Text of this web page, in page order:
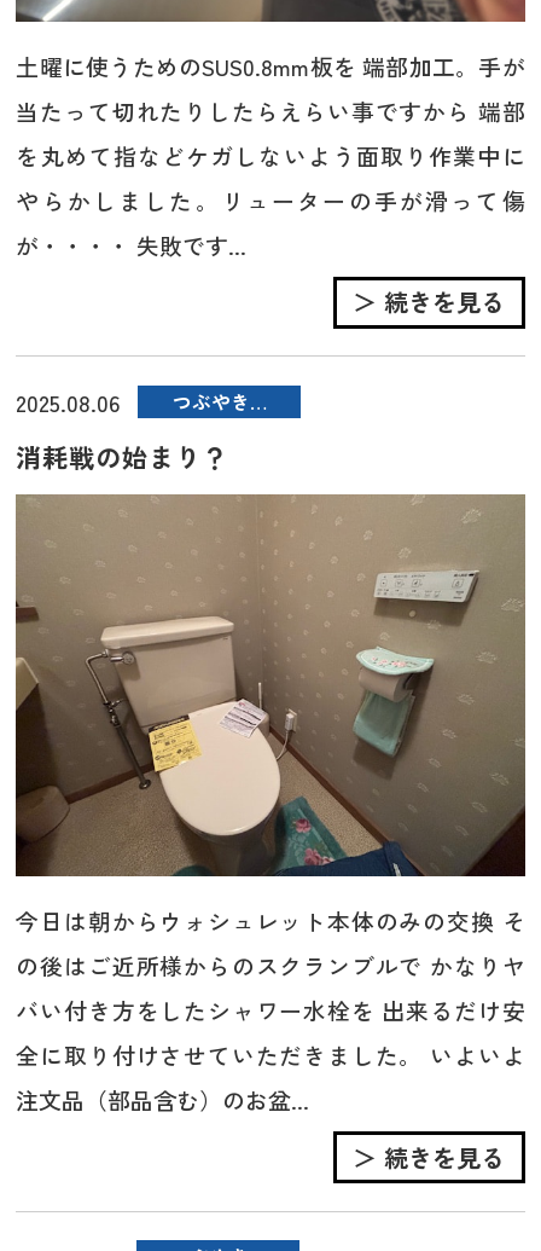
土曜に使うためのSUS0.8mm板を 端部加工。手が
当たって切れたりしたらえらい事ですから 端部
を丸めて指などケガしないよう面取り作業中に
やらかしました。リューターの手が滑って傷
が・・・・ 失敗です...
＞ 続きを見る
2025.08.06 つぶやき…
消耗戦の始まり？
今日は朝からウォシュレット本体のみの交換 そ
の後はご近所様からのスクランブルで かなりヤ
バい付き方をしたシャワー水栓を 出来るだけ安
全に取り付けさせていただきました。 いよいよ
注文品（部品含む）のお盆...
＞ 続きを見る